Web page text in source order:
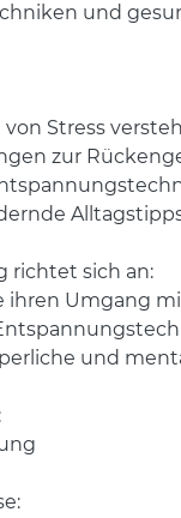
und
Stress
zur
richtet sich an:
ihren Umgang
und